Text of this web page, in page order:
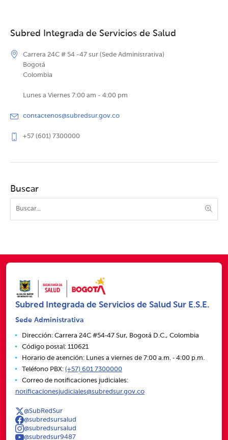
Subred Integrada de Servicios de Salud
Carrera 24C # 54 -47 sur (Sede Administrativa)
Bogotá
Colombia
Lunes a Viernes 7:00 am - 4:00 pm
contactenos@subredsur.gov.co
+57 (601) 7300000
Buscar
Subred Integrada de Servicios de Salud Sur E.S.E.
Sede Administrativa
Dirección: Carrera 24C #54‑47 Sur, Bogotá D.C., Colombia
Código postal: 110621
Horario de atención: Lunes a viernes de 7:00 a.m. ‑ 4:00 p.m.
Teléfono PBX: (+57) 601 7300000
Correo de notificaciones judiciales:
notificacionesjudiciales@subredsur.gov.co
@SubRedSur
@subredsursalud
@subredsursalud
@subredsur9487